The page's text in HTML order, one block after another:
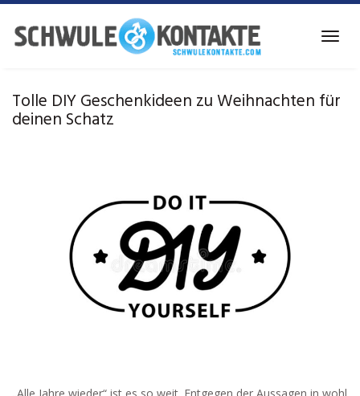
Skip
main
Tolle DIY Geschenkideen zu Weihnachten für
deinen Schatz